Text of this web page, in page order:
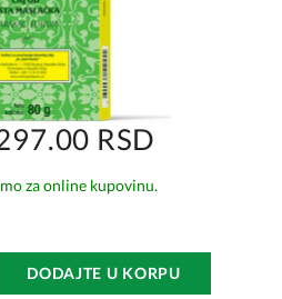
RSD
za online kupovinu.
DODAJTE U KORPU